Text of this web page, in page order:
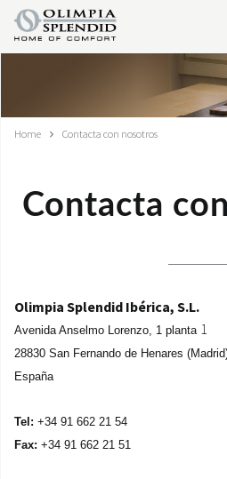
HOME
CALEFACCIÓN
CONTACTA CON NOSOTROS
MONDE OS
ÁREA DE DESCARGA
Home Contacta con nosotros
Contacta
Olimpia Splendid Ibérica, S.L.
Avenida Anselmo Lorenzo, 1 planta 1
28830 San Fernando de Henares
España
Tel: +34 91 662 21 54
Fax: +34 91 662 21 51